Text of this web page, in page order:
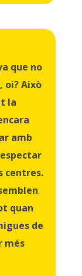
que no
oi? Això
la
amb
centres.
quan
de
més